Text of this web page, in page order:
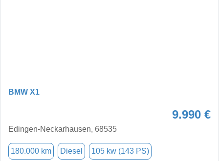
BMW X1
9.990 €
Edingen-Neckarhausen, 68535
180.000 km Diesel 105 kw (143 PS)